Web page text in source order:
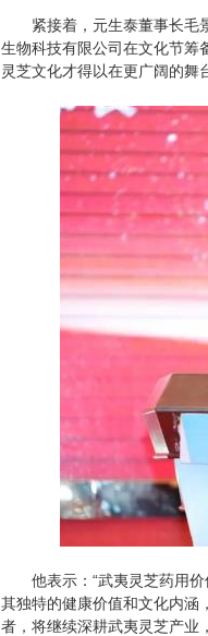
紧接着，元生泰董事长毛景
生物科技有限公司在文化节筹
灵芝文化才得以在更广阔的舞
他表示：“武夷灵芝药用价
其独特的健康价值和文化内涵
者，将继续深耕武夷灵芝产业